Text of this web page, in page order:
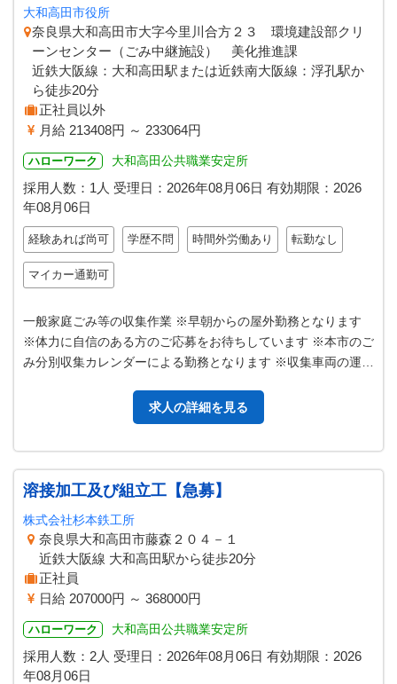
大和高田市役所
奈良県大和高田市大字今里川合方２３ 環境建設部クリ
ーンセンター（ごみ中継施設） 美化推進課
近鉄大阪線：大和高田駅または近鉄南大阪線：浮孔駅か
ら徒歩20分
正社員以外
月給 213408円 ～ 233064円
ハローワーク 大和高田公共職業安定所
採用人数：1人 受理日： 2026年08月06日 有効期限： 2026
年08月06日
経験あれば尚可 学歴不問 時間外労働あり 転勤なし
マイカー通勤可
一般家庭ごみ等の収集作業 ※早朝からの屋外勤務となります
※体力に自信のある方のご応募をお待ちしています ※本市のご
み分別収集カレンダーによる勤務となります ※収集車両の運転
求人の詳細を見る
溶接加工及び組立工【急募】
株式会社杉本鉄工所
奈良県大和高田市藤森２０４－１
近鉄大阪線 大和高田駅から徒歩20分
正社員
日給 207000円 ～ 368000円
ハローワーク 大和高田公共職業安定所
採用人数：2人 受理日： 2026年08月06日 有効期限： 2026
年08月06日